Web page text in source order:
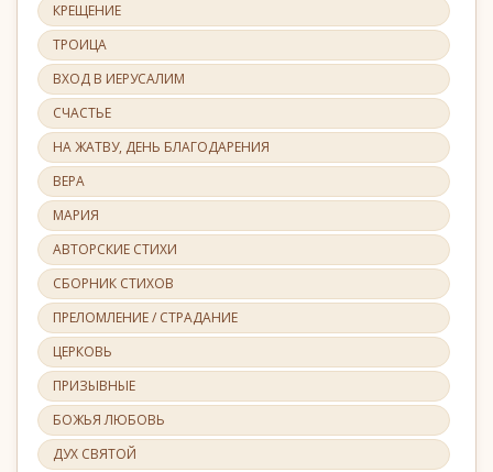
КРЕЩЕНИЕ
ТРОИЦА
ВХОД В ИЕРУСАЛИМ
СЧАСТЬЕ
НА ЖАТВУ, ДЕНЬ БЛАГОДАРЕНИЯ
ВЕРА
МАРИЯ
АВТОРСКИЕ СТИХИ
СБОРНИК СТИХОВ
ПРЕЛОМЛЕНИЕ / СТРАДАНИЕ
ЦЕРКОВЬ
ПРИЗЫВНЫЕ
БОЖЬЯ ЛЮБОВЬ
ДУХ СВЯТОЙ